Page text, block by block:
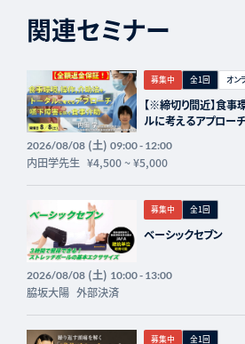
関連セミナー
募集中 全1回 オン
【※締切り間近】食事
ルに考えるアプロー
フォーライフ】
2026/08/08(土) 09:00 - 12:00
内田学先生 ¥4,500~¥5,000
募集中 全1回
ベーシックセブン
2026/08/08(土) 10:00 - 13:00
脇坂大陽 外部決済
募集中 全1回